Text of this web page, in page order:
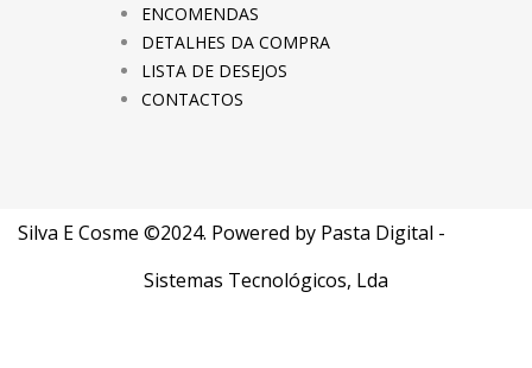
ENCOMENDAS
DETALHES DA COMPRA
LISTA DE DESEJOS
CONTACTOS
Silva E Cosme ©2024. Powered by Pasta Digital -
Sistemas Tecnológicos, Lda